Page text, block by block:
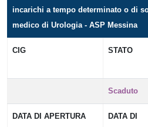
incarichi a tempo determinato o di
medico di Urologia - ASP Messina
CIG STATO
Scaduto
DATA DI APERTURA
DATA DI